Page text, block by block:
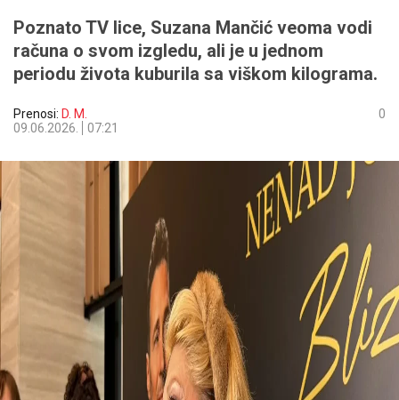
Poznato TV lice, Suzana Mančić veoma vodi
računa o svom izgledu, ali je u jednom
periodu života kuburila sa viškom kilograma.
Prenosi: D. M.
09.06.2026.
07:21
0